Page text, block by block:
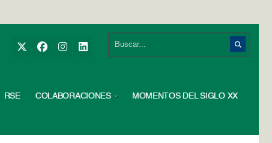
RSE COLABORACIONES MOMENTOS DEL SIGLO XX